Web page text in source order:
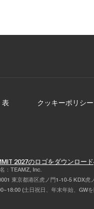
クッキーポリシー
2027のロゴをダウンロード
：TEAMZ, Inc.
東京都港区虎ノ門1-10-5 KDX虎
(土日祝日、年末年始、GW